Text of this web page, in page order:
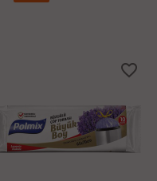
favorite_border